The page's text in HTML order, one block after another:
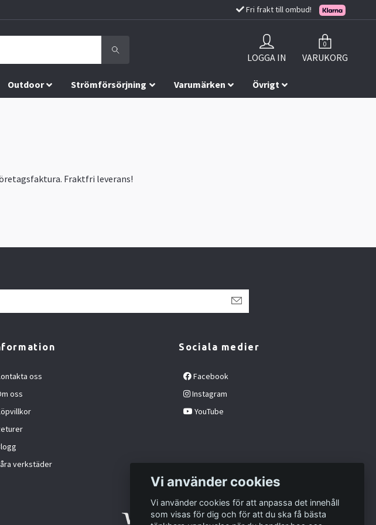
Fri frakt till ombud!
LOGGA IN
0
VARUKORG
Outdoor Strömförsörjning Varumärken Övrigt
Fraktfri leverans!
oss
oss
verkstäder
Sociala medier
Facebook
Instagram
YouTube
Vi använder cookies
Vi använder cookies för att anpassa det innehåll
som visas för dig och för att du ska få bästa